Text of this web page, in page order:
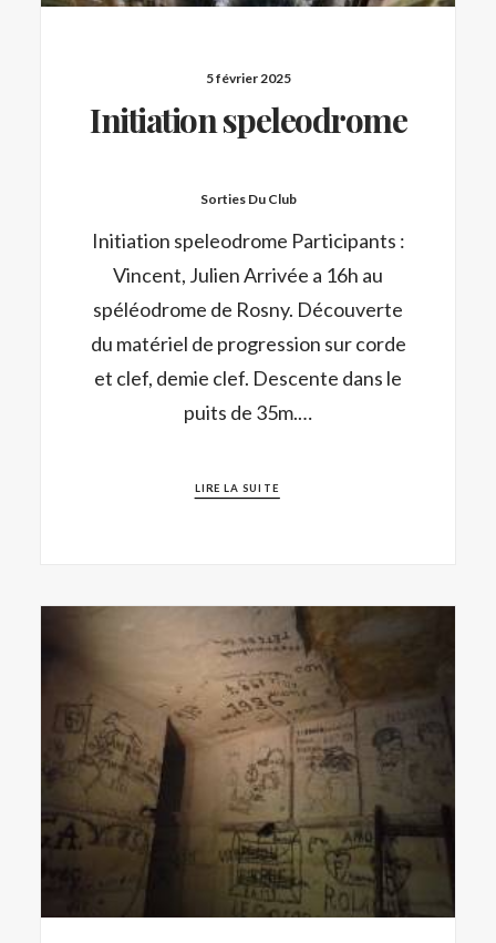
5 février 2025
Initiation speleodrome
Sorties Du Club
Initiation speleodrome Participants :
Vincent, Julien Arrivée a 16h au
spéléodrome de Rosny. Découverte
du matériel de progression sur corde
et clef, demie clef. Descente dans le
puits de 35m.…
LIRE LA SUITE